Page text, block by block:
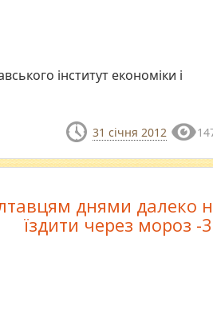
інститут економіки і
31 січня 2012
днями далеко
їздити через мороз -